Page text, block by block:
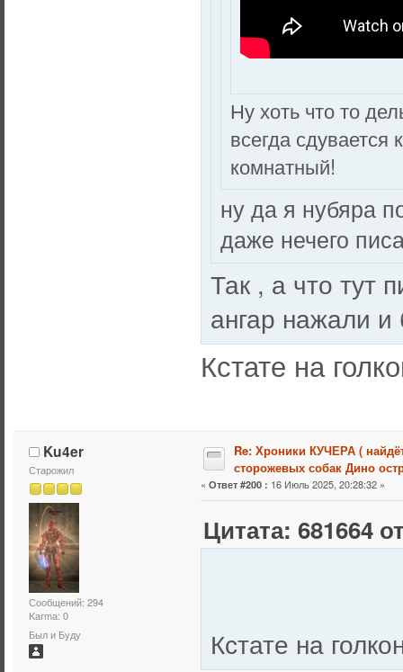
Ну хоть что то
всегда
комнатный!
ну да я нубяра
даже нечего
Так , а что тут
ангар нажали
Кстате на
Ku4er
Старожил
Сообщений: 294
Karma: 0
Был и Буду
Re: Хроники КУЧЕРА (
сторожевых собак Дино
« Ответ #200 : 16 Июль 2025, 20:28:32 »
Цитата: 681664
Кстате на